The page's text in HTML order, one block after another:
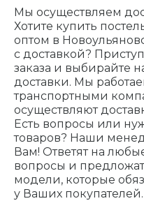
Мы осуществляем
Хотите купить
оптом в
с доставкой?
заказа и выбирайте
доставки. Мы
транспортными
осуществляют
Есть вопросы или
товаров? Наши
Вам! Ответят на
вопросы и
модели, которые
у Ваших покупателей.